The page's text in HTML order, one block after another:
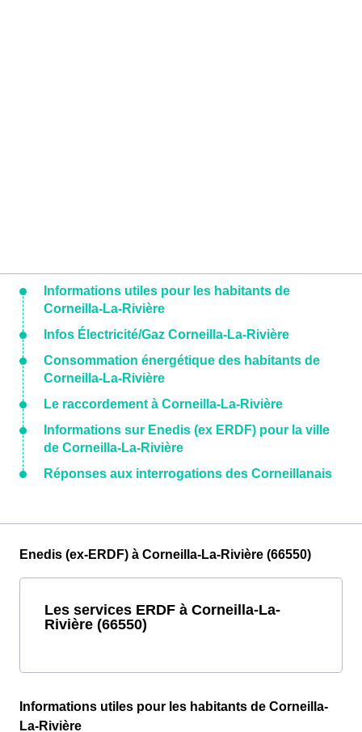
Informations utiles pour les habitants de
Corneilla-La-Rivière
Infos Électricité/Gaz Corneilla-La-Rivière
Consommation énergétique des habitants de
Corneilla-La-Rivière
Le raccordement à Corneilla-La-Rivière
Informations sur Enedis (ex ERDF) pour la ville
de Corneilla-La-Rivière
Réponses aux interrogations des Corneillanais
Enedis (ex-ERDF) à Corneilla-La-Rivière (66550)
Les services ERDF à Corneilla-La-
Rivière (66550)
Informations utiles pour les habitants de Corneilla-
La-Rivière